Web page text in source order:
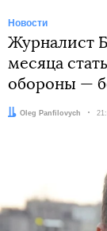
Новости
Журналист
месяца
обороны —
Автор:
Oleg Panfilovych